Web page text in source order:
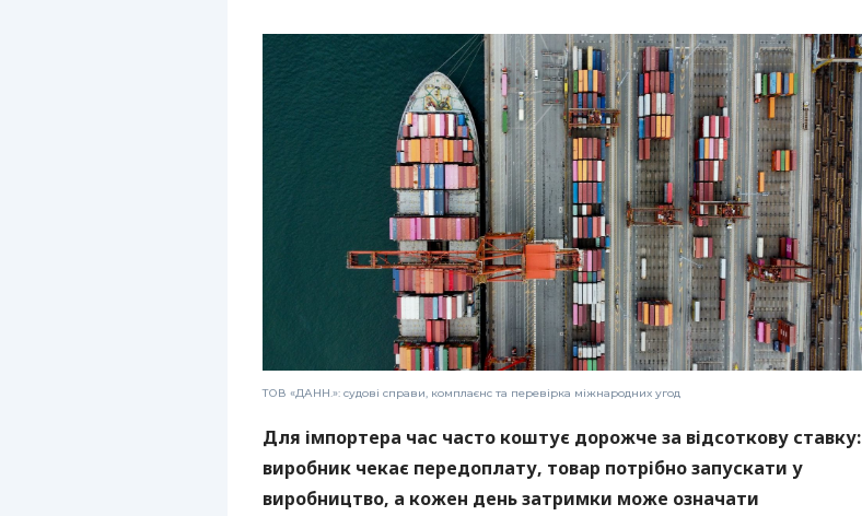
ТОВ «ДАНН.»: судові справи, комплаєнс та перевірка міжнародних угод
Для імпортера час часто коштує дорожче за відсоткову ставку:
виробник чекає передоплату, товар потрібно запускати у
виробництво, а кожен день затримки може означати